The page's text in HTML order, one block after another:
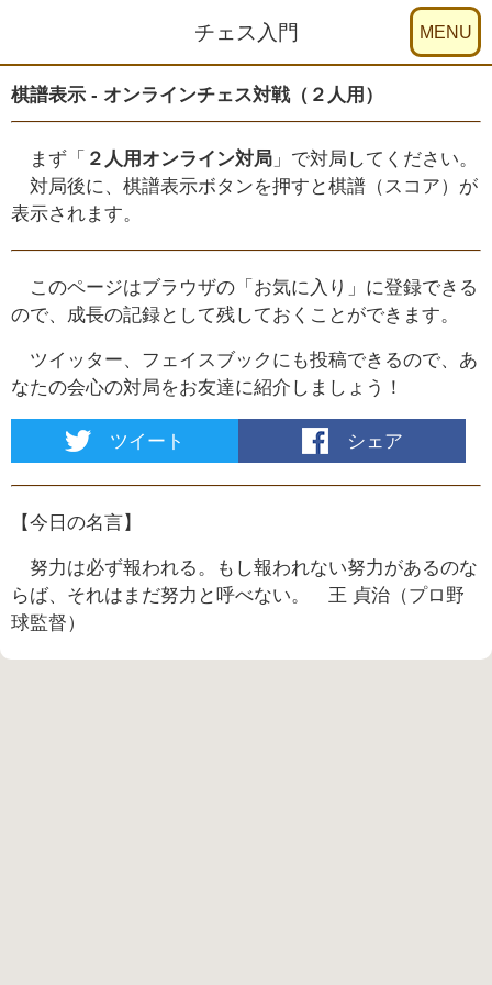
チェス入門
棋譜表示 - オンラインチェス対戦（２人用）
まず「 ２人用オンライン対局 」で対局してください。
対局後に、棋譜表示ボタンを押すと棋譜（スコア）が
表示されます。
このページはブラウザの「お気に入り」に登録できる
ので、成長の記録として残しておくことができます。
ツイッター、フェイスブックにも投稿できるので、あ
なたの会心の対局をお友達に紹介しましょう！
ツイート シェア
【今日の名言】
努力は必ず報われる。もし報われない努力があるのな
らば、それはまだ努力と呼べない。 王 貞治（プロ野
球監督）